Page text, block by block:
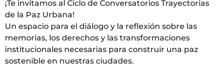
¡Te invitamos al Ciclo de Conversatorios Trayectorias
de la Paz Urbana!
Un espacio para el diálogo y la reflexión sobre las
memorias, los derechos y las transformaciones
institucionales necesarias para construir una paz
sostenible en nuestras ciudades.